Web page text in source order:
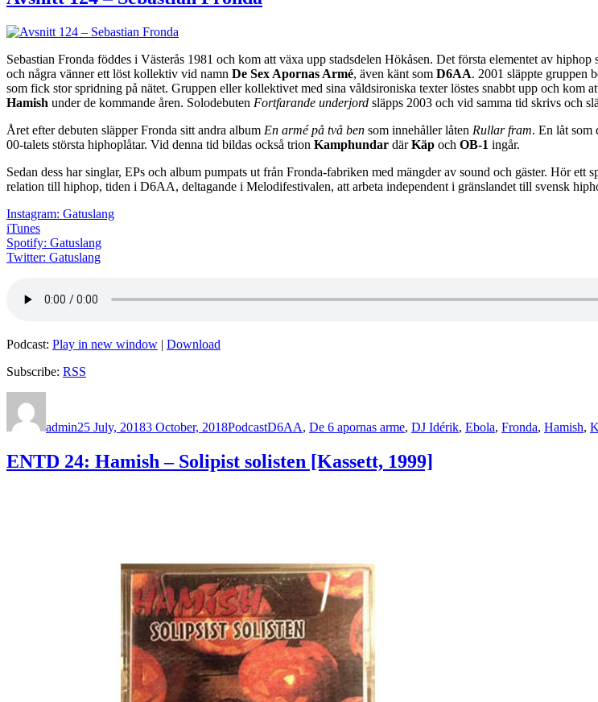
Sebastian Fronda föddes i Västerås 1981 och kom att växa upp stadsdelen Hökåsen. Det första elementet av
och några vänner ett löst kollektiv vid namn De Sex Apornas Armé, även känt som D6AA. 2001 släppte gruppen
som fick stor spridning på nätet. Gruppen eller kollektivet med sina våldsironiska texter löstes snabbt upp och kom
Hamish under de kommande åren. Solodebuten Fortfarande underjord släpps 2003 och vid samma tid skrivs och
Året efter debuten släpper Fronda sitt andra album En armé på två ben som innehåller låten Rullar fram. En låt som
00-talets största hiphoplåtar. Vid denna tid bildas också trion Kamphundar därKäp och OB-1 ingår.
Sedan dess har singlar, EPs och album pumpats ut från Fronda-fabriken med mängder av sound och gäster. Hör
relation till hiphop, tiden i D6AA, deltagande i Melodifestivalen, att arbeta independent i gränslandet till svensk
Instagram: Gatuslang
iTunes
Spotify: Gatuslang
Twitter: Gatuslang
Podcast: Play in new window | Download
Subscribe: RSS
admin25 July, 20183 October, 2018PodcastD6AA, De 6 apornas arme, DJ Idérik, Ebola, Fronda, Hamish,
ENTD 24: Hamish – Solipist solisten [Kassett, 1999]